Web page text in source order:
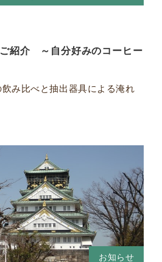
紹介 ～自分好みのコーヒー
み比べと抽出器具による淹れ
お知らせ